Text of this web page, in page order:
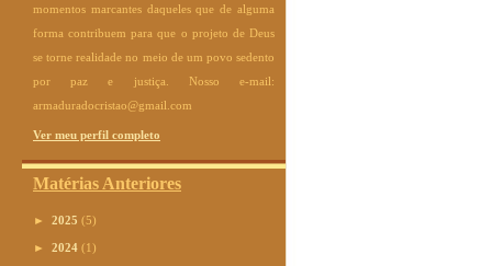
momentos marcantes daqueles que de alguma
forma contribuem para que o projeto de Deus
se torne realidade no meio de um povo sedento
por paz e justiça. Nosso e-mail:
armaduradocristao@gmail.com
Ver meu perfil completo
Matérias Anteriores
► 2025 (5)
► 2024 (1)